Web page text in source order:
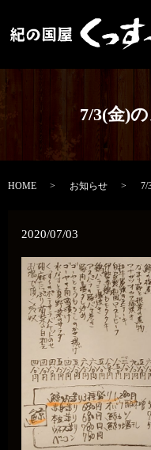
7/3(金)
HOME お知らせ 7/
2020/07/03